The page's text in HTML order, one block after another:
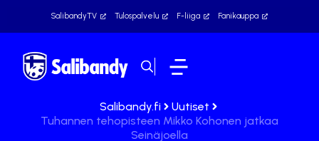
SalibandyTV Tulospalvelu F-liiga Fanikauppa
Salibandy.fi
Uutiset
Tuhannen tehopisteen Mikko Kohonen jatkaa
Seinäjoella